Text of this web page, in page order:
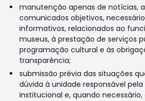
manutenção apenas de notícias,
comunicados objetivos,
informativos, relacionados ao
museus, à prestação de serviços
programação cultural e às
transparência;
submissão prévia das situações
dúvida à unidade responsável
institucional e, quando necessário,